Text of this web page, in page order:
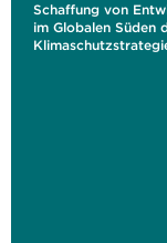
Schaffung von
im Globalen Süden